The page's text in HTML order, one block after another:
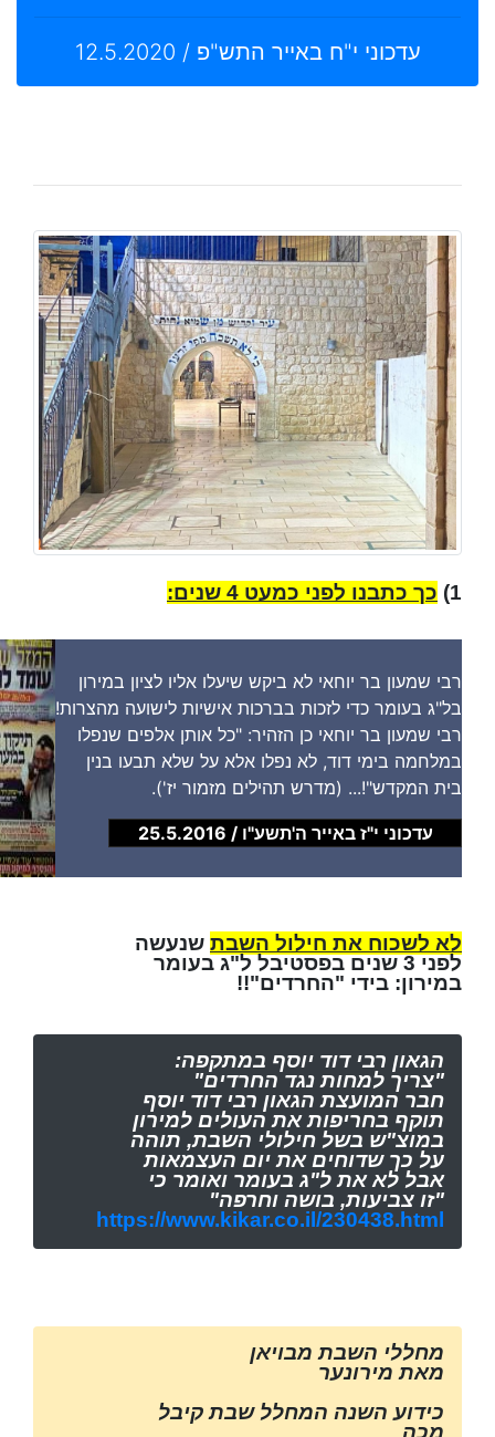
עדכוני י"ח באייר התש"פ / 12.5.2020
1) כך כתבנו לפני כמעט 4 שנים:
רבי שמעון בר יוחאי לא ביקש שיעלו אליו לציון במירון
בל"ג בעומר כדי לזכות בברכות אישיות לישועה מהצרות!
רבי שמעון בר יוחאי כן הזהיר: "כל אותן אלפים שנפלו
במלחמה בימי דוד, לא נפלו אלא על שלא תבעו בנין
בית המקדש"!... (מדרש תהילים מזמור יז').
עדכוני י"ז באייר ה'תשע"ו / 25.5.2016
לא לשכוח את חילול השבת שנעשה
לפני 3 שנים בפסטיבל ל"ג בעומר
במירון: בידי "החרדים"!!
הגאון רבי דוד יוסף במתקפה:
"צריך למחות נגד החרדים"
חבר המועצת הגאון רבי דוד יוסף
תוקף בחריפות את העולים למירון
במוצ"ש בשל חילולי השבת, תוהה
על כך שדוחים את יום העצמאות
אבל לא את ל"ג בעומר ואומר כי
"זו צביעות, בושה וחרפה"
https://www.kikar.co.il/230438.html
מחללי השבת מבויאן
מאת מירונער
כידוע השנה המחלל שבת קיבל
מכה